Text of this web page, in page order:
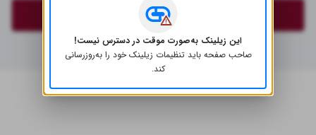
فدک
این زیلینک به‌صورت موقت در دسترس نیست!
صاحب صفحه باید تنظیمات زیلینک خود را به‌روز‌رسانی
کند.